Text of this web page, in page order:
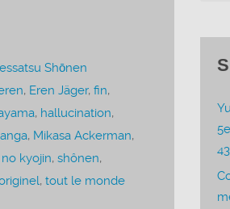
Shōnen
, Eren Jäger, fin,
, hallucination,
, Mikasa Ackerman,
kyojin, shônen,
, tout le monde
43